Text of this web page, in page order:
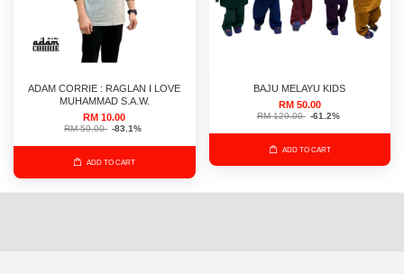
ADAM CORRIE : RAGLAN I LOVE
MUHAMMAD S.A.W.
RM 10.00
RM 59.00 -83.1%
ADD TO CART
BAJU MELAYU KIDS
RM 50.00
RM 129.00 -61.2%
ADD TO CART